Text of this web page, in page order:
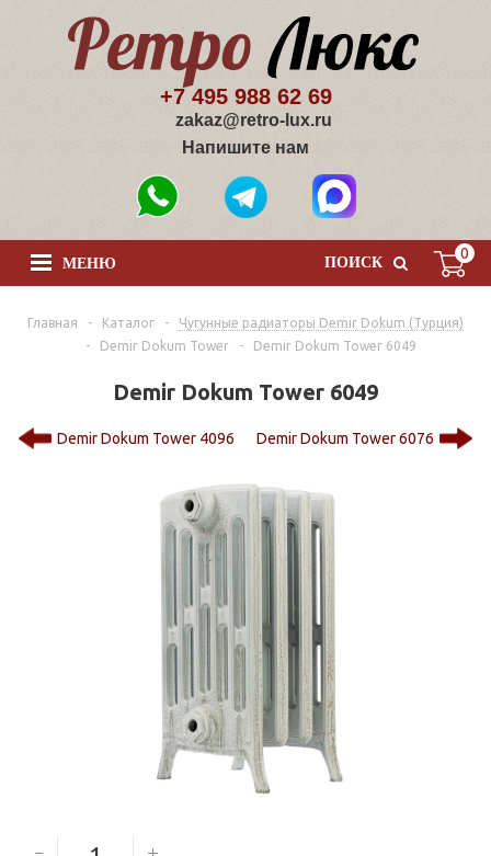
+7 495 988 62 69
zakaz@retro-lux.ru
Напишите нам
0
ПОИСК
МЕНЮ
Главная - Каталог -
Чугунные радиаторы Demir Dokum (Турция)
-
Demir Dokum Tower - Demir Dokum Tower 6049
Demir Dokum Tower 6049
Demir Dokum Tower 4096 Demir Dokum Tower 6076